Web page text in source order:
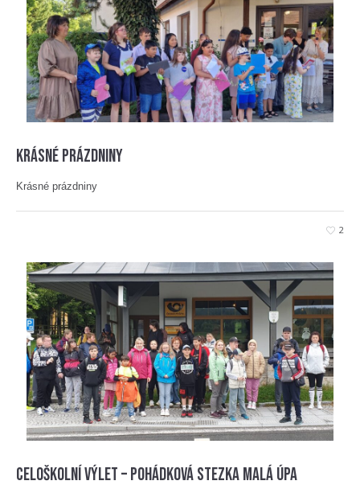
Krásné prázdniny
Krásné prázdniny
2
Celoškolní výlet – Pohádková stezka Malá Úpa